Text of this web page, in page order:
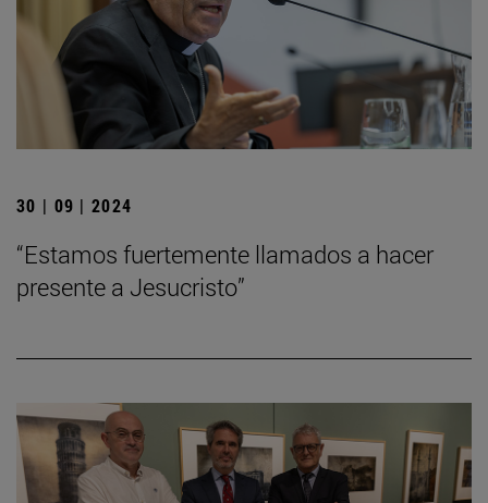
30 | 09 | 2024
“Estamos fuertemente llamados a hacer
presente a Jesucristo”